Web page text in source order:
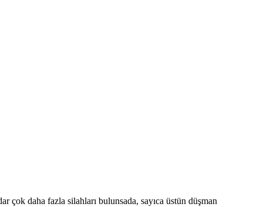
çok daha fazla silahları bulunsada, sayıca üstün düşman